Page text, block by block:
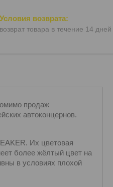
возврат товара в течение 14 дней
продаж
автоконцернов.
Их цветовая
более жёлтый цвет на
в условиях плохой